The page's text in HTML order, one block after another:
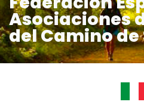
Asociaciones
del Camino